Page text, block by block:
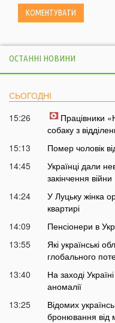
ОСТАННІ НОВИНИ
СЬОГОДНІ
15:26
Працівники
собаку з
15:13
Помер чоловік
14:45
Українці дали
закінчення війни
14:24
У Луцьку жінка
квартирі
14:09
Пенсіонери в
13:55
Які українські
глобального
13:40
На заході
аномалії
13:25
Відомих
бронювання від